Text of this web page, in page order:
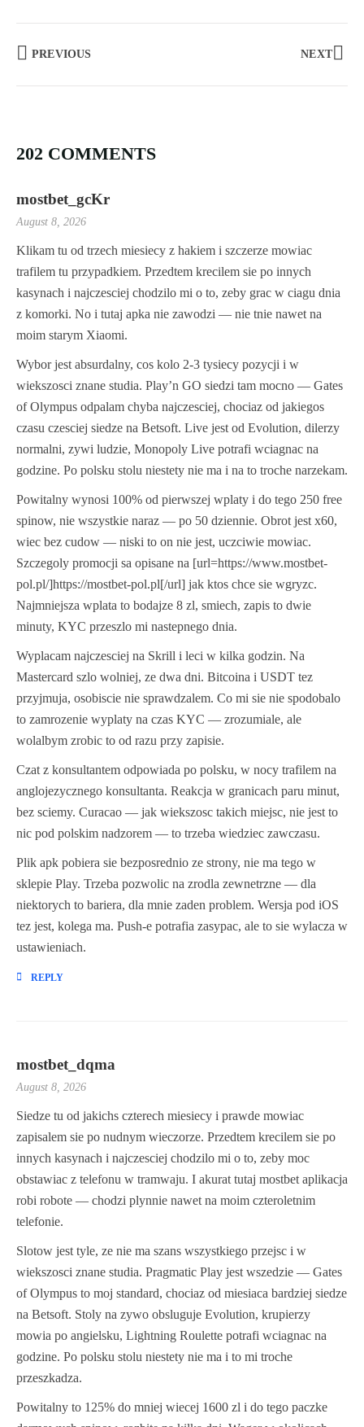
PREVIOUS NEXT
202 COMMENTS
mostbet_gcKr
August 8, 2026
Klikam tu od trzech miesiecy z hakiem i szczerze mowiac
trafilem tu przypadkiem. Przedtem krecilem sie po innych
kasynach i najczesciej chodzilo mi o to, zeby grac w ciagu dnia
z komorki. No i tutaj apka nie zawodzi — nie tnie nawet na
moim starym Xiaomi.
Wybor jest absurdalny, cos kolo 2-3 tysiecy pozycji i w
wiekszosci znane studia. Play’n GO siedzi tam mocno — Gates
of Olympus odpalam chyba najczesciej, chociaz od jakiegos
czasu czesciej siedze na Betsoft. Live jest od Evolution, dilerzy
normalni, zywi ludzie, Monopoly Live potrafi wciagnac na
godzine. Po polsku stolu niestety nie ma i na to troche narzekam.
Powitalny wynosi 100% od pierwszej wplaty i do tego 250 free
spinow, nie wszystkie naraz — po 50 dziennie. Obrot jest x60,
wiec bez cudow — niski to on nie jest, uczciwie mowiac.
Szczegoly promocji sa opisane na [url=https://www.mostbet-
pol.pl/]https://mostbet-pol.pl[/url] jak ktos chce sie wgryzc.
Najmniejsza wplata to bodajze 8 zl, smiech, zapis to dwie
minuty, KYC przeszlo mi nastepnego dnia.
Wyplacam najczesciej na Skrill i leci w kilka godzin. Na
Mastercard szlo wolniej, ze dwa dni. Bitcoina i USDT tez
przyjmuja, osobiscie nie sprawdzalem. Co mi sie nie spodobalo
to zamrozenie wyplaty na czas KYC — zrozumiale, ale
wolalbym zrobic to od razu przy zapisie.
Czat z konsultantem odpowiada po polsku, w nocy trafilem na
anglojezycznego konsultanta. Reakcja w granicach paru minut,
bez sciemy. Curacao — jak wiekszosc takich miejsc, nie jest to
nic pod polskim nadzorem — to trzeba wiedziec zawczasu.
Plik apk pobiera sie bezposrednio ze strony, nie ma tego w
sklepie Play. Trzeba pozwolic na zrodla zewnetrzne — dla
niektorych to bariera, dla mnie zaden problem. Wersja pod iOS
tez jest, kolega ma. Push-e potrafia zasypac, ale to sie wylacza w
ustawieniach.
REPLY
mostbet_dqma
August 8, 2026
Siedze tu od jakichs czterech miesiecy i prawde mowiac
zapisalem sie po nudnym wieczorze. Przedtem krecilem sie po
innych kasynach i najczesciej chodzilo mi o to, zeby moc
obstawiac z telefonu w tramwaju. I akurat tutaj mostbet aplikacja
robi robote — chodzi plynnie nawet na moim czteroletnim
telefonie.
Slotow jest tyle, ze nie ma szans wszystkiego przejsc i w
wiekszosci znane studia. Pragmatic Play jest wszedzie — Gates
of Olympus to moj standard, chociaz od miesiaca bardziej siedze
na Betsoft. Stoly na zywo obsluguje Evolution, krupierzy
mowia po angielsku, Lightning Roulette potrafi wciagnac na
godzine. Po polsku stolu niestety nie ma i to mi troche
przeszkadza.
Powitalny to 125% do mniej wiecej 1600 zl i do tego paczke